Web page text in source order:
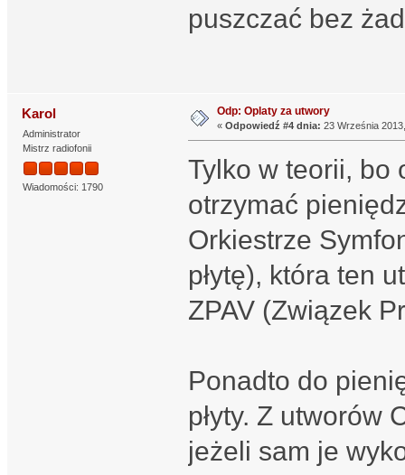
puszczać bez
Karol
Administrator
Mistrz radiofonii
Wiadomości: 1790
Odp: Oplaty za utwory
« Odpowiedź #4 dnia: 23 Września
Tylko w teorii, bo
otrzymać
Orkiestrze
płytę), która ten
ZPAV (Związek
Ponadto do
płyty. Z utworów
jeżeli sam je